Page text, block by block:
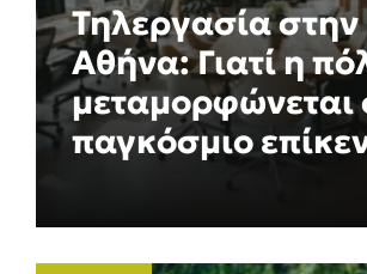
Τηλεργασία στην
Αθήνα: Γιατί η
μεταμορφώνεται
παγκόσμιο